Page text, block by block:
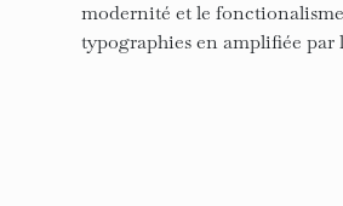
modernité et le
typographies en amplifiée par